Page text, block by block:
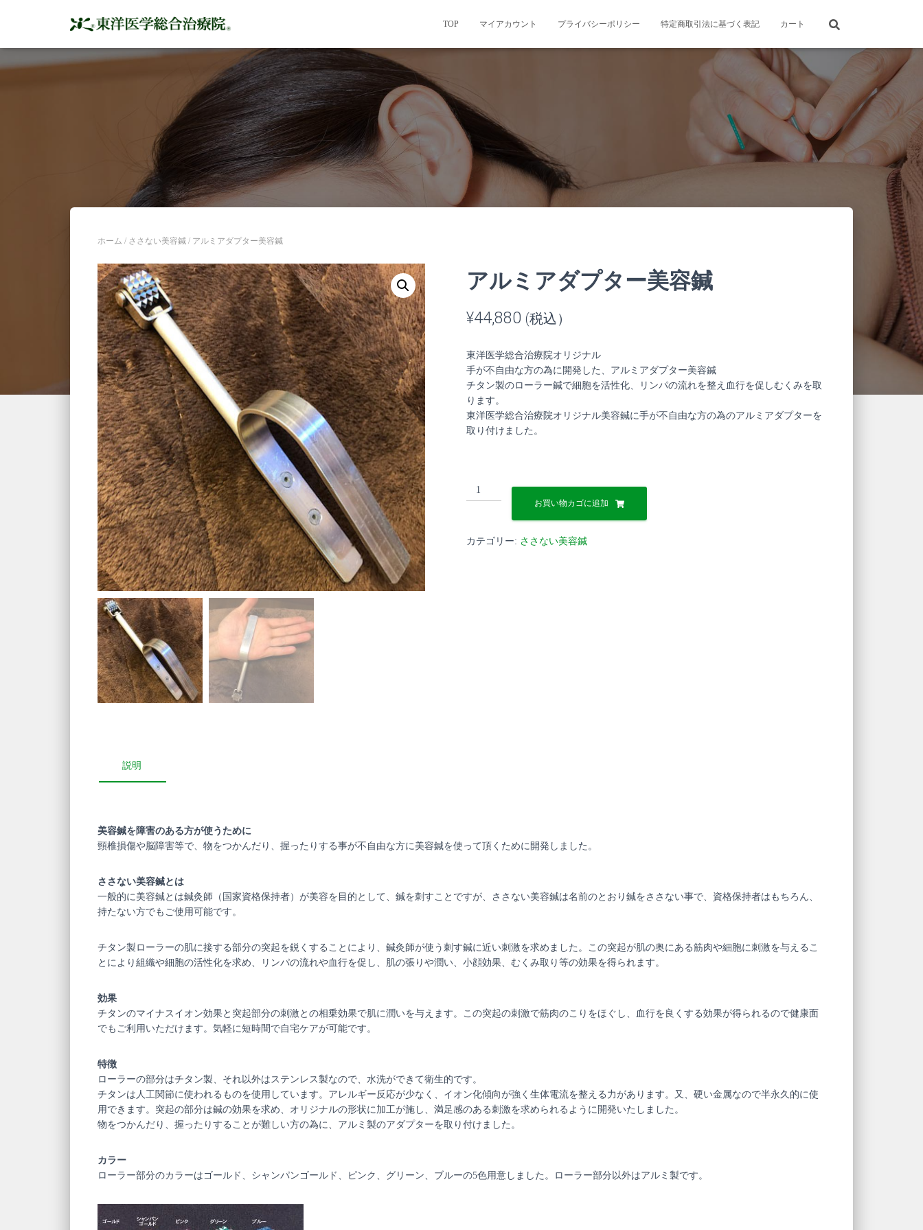
TOP マイアカウント プライバシーポリシー 特定商取引法に基づく表記 カート
ホーム / ささない美容鍼 / アルミアダプター美容鍼
アルミアダプター美容鍼
¥44,880 (税込）
東洋医学総合治療院オリジナル
手が不自由な方の為に開発した、アルミアダプター美容鍼
チタン製のローラー鍼で細胞を活性化、リンパの流れを整え血行を促しむくみを取
ります。
東洋医学総合治療院オリジナル美容鍼に手が不自由な方の為のアルミアダプターを
取り付けました。
ル
ダ
お買い物カゴに追加
カテゴリー: ささない美容鍼
説明
美容鍼を障害のある方が使うために
頸椎損傷や脳障害等で、物をつかんだり、握ったりする事が不自由な方に美容鍼を使って頂くために開発しました。
ささない美容鍼とは
一般的に美容鍼とは鍼灸師（国家資格保持者）が美容を目的として、鍼を刺すことですが、ささない美容鍼は名前のとおり鍼をささない事で、資格保持者はもちろん、
持たない方でもご使用可能です。
チタン製ローラーの肌に接する部分の突起を鋭くすることにより、鍼灸師が使う刺す鍼に近い刺激を求めました。この突起が肌の奥にある筋肉や細胞に刺激を与えるこ
とにより組織や細胞の活性化を求め、リンパの流れや血行を促し、肌の張りや潤い、小顔効果、むくみ取り等の効果を得られます。
効果
チタンのマイナスイオン効果と突起部分の刺激との相乗効果で肌に潤いを与えます。この突起の刺激で筋肉のこりをほぐし、血行を良くする効果が得られるので健康面
でもご利用いただけます。気軽に短時間で自宅ケアが可能です。
特徴
ローラーの部分はチタン製、それ以外はステンレス製なので、水洗ができて衛生的です。
チタンは人工関節に使われるものを使用しています。アレルギー反応が少なく、イオン化傾向が強く生体電流を整える力があります。又、硬い金属なので半永久的に使
用できます。突起の部分は鍼の効果を求め、オリジナルの形状に加工が施し、満足感のある刺激を求められるように開発いたしました。
物をつかんだり、握ったりすることが難しい方の為に、アルミ製のアダプターを取り付けました。
カラー
ローラー部分のカラーはゴールド、シャンパンゴールド、ピンク、グリーン、ブルーの5色用意しました。ローラー部分以外はアルミ製です。